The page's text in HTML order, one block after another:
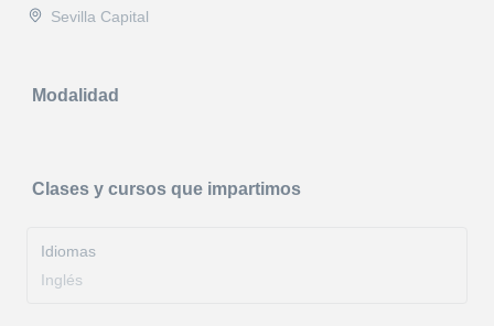
Sevilla Capital
Modalidad
Clases y cursos que impartimos
Idiomas
Inglés